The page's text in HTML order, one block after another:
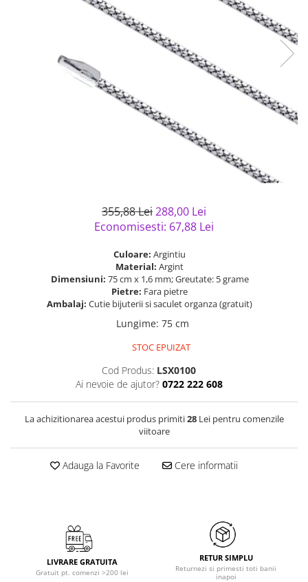
Bijuterii argint placat cu aur
Bijuterii argint cu diverse
Bijuterii argint cu murano
Bijuterii Handmade
Bijuterii fantezie
Casete si cutii de bijuterii
355,88 Lei288,00 Lei
Economisesti: 67,88 Lei
Culoare: Argintiu
Material: Argint
Dimensiuni: 75 cm x 1,6 mm; Greutate: 5 grame
Pietre: Fara pietre
Ambalaj: Cutie bijuterii si saculet organza (gratuit)
Lungime: 75 cm
STOC EPUIZAT
Cod Produs: LSX0100
Ai nevoie de ajutor? 0722 222 608
La achizitionarea acestui produs primiti28Lei pentru comenzile
viitoare
Adauga la Favorite Cere informatii
LIVRARE GRATUITA
Gratuit pt. comenzi >200 lei
RETUR SIMPLU
Returnezi si primesti toti banii
inapoi